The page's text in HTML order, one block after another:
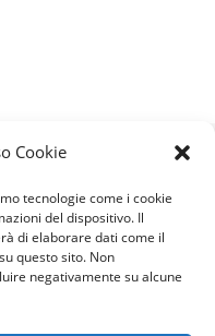
Cookie
tecnologie come i cookie
del dispositivo. Il
di elaborare dati come il
questo sito. Non
negativamente su alcune